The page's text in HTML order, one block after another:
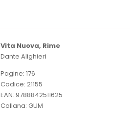
Vita Nuova, Rime
Dante Alighieri
Pagine: 176
Codice: 21155
EAN: 9788842511625
Collana: GUM